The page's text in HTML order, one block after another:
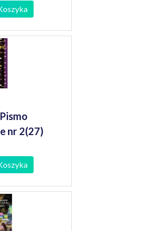
nr 2(27)